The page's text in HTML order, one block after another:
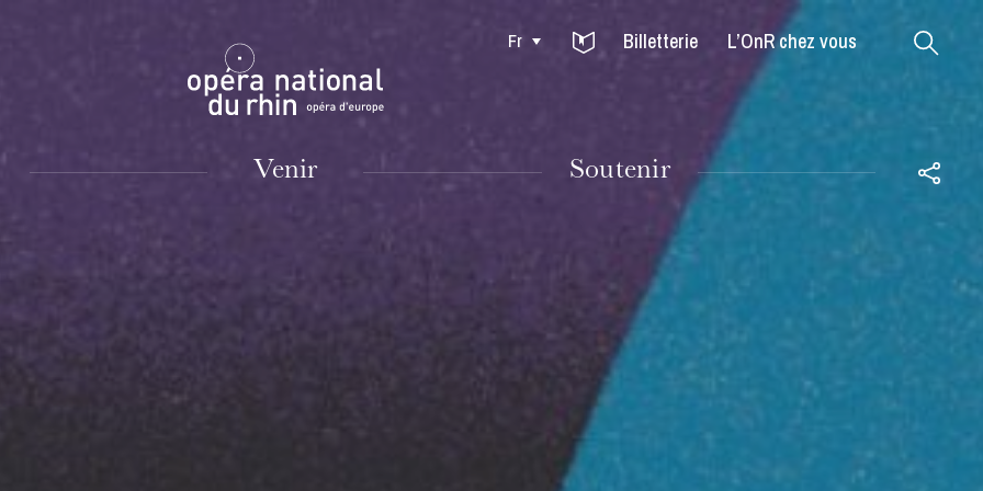
Mulhouse
18 18
Fr Billetterie L’OnR chez vous
Venir Soutenir